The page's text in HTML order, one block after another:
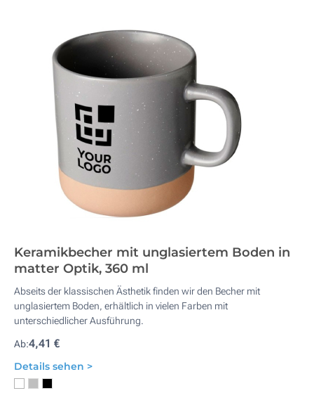
Keramikbecher mit unglasiertem Boden in
matter Optik, 360 ml
Abseits der klassischen Ästhetik finden wir den Becher mit
unglasiertem Boden, erhältlich in vielen Farben mit
unterschiedlicher Ausführung.
Ab:4,41 €
Details sehen >